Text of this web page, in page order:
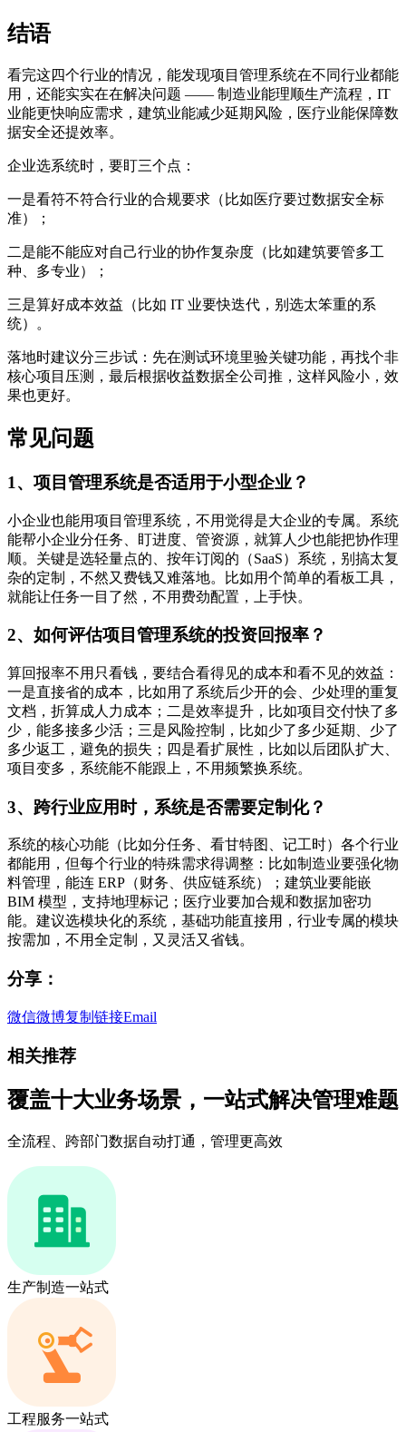
结语
看完这四个行业的情况，能发现项目管理系统在不同行业都能
用，还能实实在在解决问题 —— 制造业能理顺生产流程，IT
业能更快响应需求，建筑业能减少延期风险，医疗业能保障数
据安全还提效率。
企业选系统时，要盯三个点：
一是看符不符合行业的合规要求（比如医疗要过数据安全标
准）；
二是能不能应对自己行业的协作复杂度（比如建筑要管多工
种、多专业）；
三是算好成本效益（比如 IT 业要快迭代，别选太笨重的系
统）。
落地时建议分三步试：先在测试环境里验关键功能，再找个非
核心项目压测，最后根据收益数据全公司推，这样风险小，效
果也更好。
常见问题
1、项目管理系统是否适用于小型企业？
小企业也能用项目管理系统，不用觉得是大企业的专属。系统
能帮小企业分任务、盯进度、管资源，就算人少也能把协作理
顺。关键是选轻量点的、按年订阅的（SaaS）系统，别搞太复
杂的定制，不然又费钱又难落地。比如用个简单的看板工具，
就能让任务一目了然，不用费劲配置，上手快。
2、如何评估项目管理系统的投资回报率？
算回报率不用只看钱，要结合看得见的成本和看不见的效益：
一是直接省的成本，比如用了系统后少开的会、少处理的重复
文档，折算成人力成本；二是效率提升，比如项目交付快了多
少，能多接多少活；三是风险控制，比如少了多少延期、少了
多少返工，避免的损失；四是看扩展性，比如以后团队扩大、
项目变多，系统能不能跟上，不用频繁换系统。
3、跨行业应用时，系统是否需要定制化？
系统的核心功能（比如分任务、看甘特图、记工时）各个行业
都能用，但每个行业的特殊需求得调整：比如制造业要强化物
料管理，能连 ERP（财务、供应链系统）；建筑业要能嵌
BIM 模型，支持地理标记；医疗业要加合规和数据加密功
能。建议选模块化的系统，基础功能直接用，行业专属的模块
按需加，不用全定制，又灵活又省钱。
分享：
微信微博复制链接Email
相关推荐
覆盖十大业务场景，一站式解决管理难题
全流程、跨部门数据自动打通，管理更高效
生产制造一站式
工程服务一站式